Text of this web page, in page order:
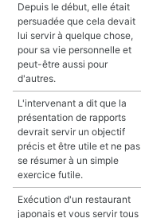
Depuis le début, elle était
persuadée que cela devait
lui servir à quelque chose,
pour sa vie personnelle et
peut-être aussi pour
d'autres.
L'intervenant a dit que la
présentation de rapports
devrait servir un objectif
précis et être utile et ne pas
se résumer à un simple
exercice futile.
Exécution d'un restaurant
japonais et vous servir tous